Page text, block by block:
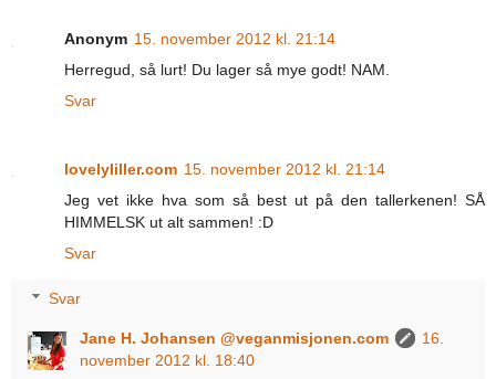
Anonym 15. november 2012 kl. 21:14
Herregud, så lurt! Du lager så mye godt! NAM.
Svar
lovelyliller.com 15. november 2012 kl. 21:14
Jeg vet ikke hva som så best ut på den tallerkenen! SÅ
HIMMELSK ut alt sammen! :D
Svar
Svar
Jane H. Johansen @veganmisjonen.com
16.
november 2012 kl. 18:40